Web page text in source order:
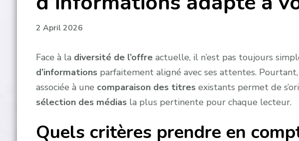
2 April 2026
Face à la diversité de l’offreactuelle, il n’est pas toujours
d’informationsparfaitement aligné avec ses attentes.
associée à une comparaison des titresexistants permet de
sélection des médiasla plus pertinente pour chaque lecteur.
Quels critères prendre en